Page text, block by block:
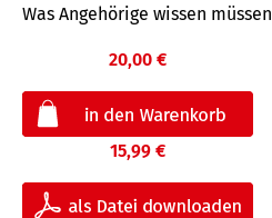
Was Angehörige wissen müssen
20,00 €
15,99 €